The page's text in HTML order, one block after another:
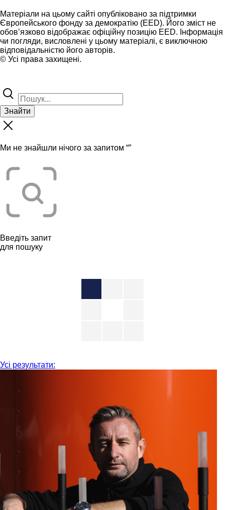
Матеріали на цьому сайті опубліковано за підтримки
Європейського фонду за демократію (EED). Його зміст не
обов’язково відображає офіційну позицію EED. Інформація
чи погляди, висловлені у цьому матеріалі, є виключною
відповідальністю його авторів.
© Усі права захищені.
Знайти
Ми не знайшли нічого за запитом “”
Введіть запит
для пошуку
Усі результати: